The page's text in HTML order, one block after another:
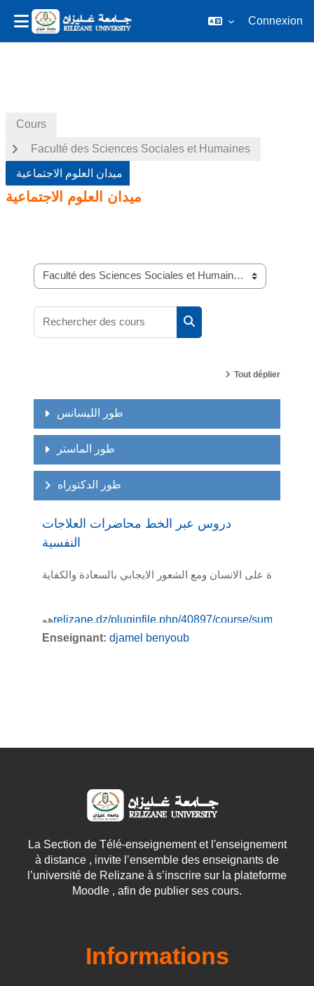
Connexion
Cours
Faculté des Sciences Sociales et Humaines
ميدان العلوم الاجتماعية
ميدان العلوم الاجتماعية
Catégories de cours
Rechercher des cours
Rechercher des cours
Tout déplier
طور الليسانس
طور الماستر
طور الدكتوراه
دروس عبر الخط محاضرات العلاجات
النفسية
عادة على الانسان ومع الشعور الايجابي بالسعادة والكفاية
relizane.dz/pluginfile.php/40897/course/summary/هو
Enseignant: djamel benyoub
La Section de Télé-enseignement et l'enseignement
à distance , invite l’ensemble des enseignants de
l’université de Relizane à s’inscrire sur la plateforme
Moodle , afin de publier ses cours.
Informations